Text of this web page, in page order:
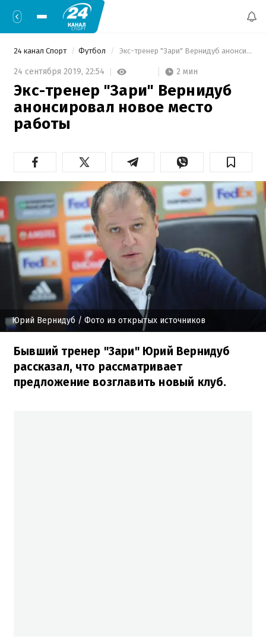
24 канал Спорт Футбол Экс-тренер "Зари" Вернидуб анонсировал новое место работы
24 сентября 2019, 22:54 2 мин
Экс-тренер "Зари" Вернидуб
анонсировал новое место
работы
Юрий Вернидуб/ Фото из открытых источников
Бывший тренер "Зари" Юрий Вернидуб
рассказал, что рассматривает
предложение возглавить новый клуб.